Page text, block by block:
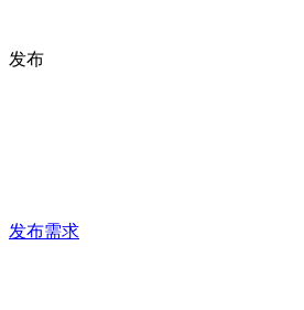
发布
发布需求